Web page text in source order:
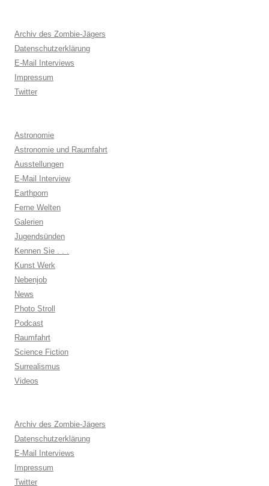
Archiv des Zombie-Jägers
Datenschutzerklärung
E-Mail Interviews
Impressum
Twitter
Astronomie
Astronomie und Raumfahrt
Ausstellungen
E-Mail Interview
Earthporn
Ferne Welten
Galerien
Jugendsünden
Kennen Sie . . .
Kunst Werk
Nebenjob
News
Photo Stroll
Podcast
Raumfahrt
Science Fiction
Surrealismus
Videos
Archiv des Zombie-Jägers
Datenschutzerklärung
E-Mail Interviews
Impressum
Twitter